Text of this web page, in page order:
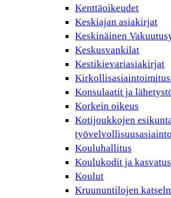
Kenttäoikeudet
Keskiajan asiakirjat
Keskinäinen
Keskusvankilat
Kestikievariasiakirjat
Konsulaatit ja
Korkein oikeus
Kotijoukkojen
Kouluhallitus
Koulukodit ja
Koulut
Kruununtilojen